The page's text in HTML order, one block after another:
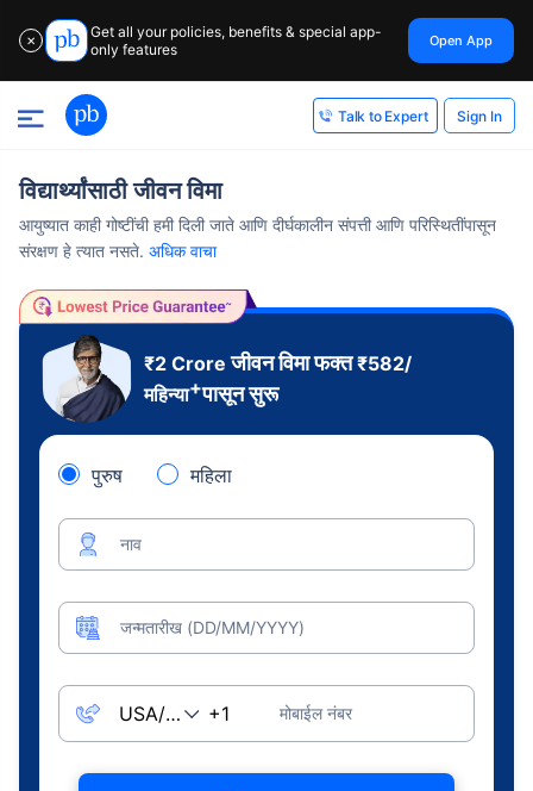
✕
Get all your policies, benefits & special app-
only features
Open App
Talk to Expert Sign In
विद्यार्थ्यांसाठी जीवन विमा
आयुष्यात काही गोष्टींची हमी दिली जाते आणि दीर्घकालीन संपत्ती आणि परिस्थितींपासून
संरक्षण हे त्यात नसते. अधिक वाचा
₹2 Croreजीवन विमा फक्त₹582/
महिन्या+पासून सुरू
पुरुष महिला
नाव
जन्मतारीख (DD/MM/YYYY)
मोबाईल नंबर